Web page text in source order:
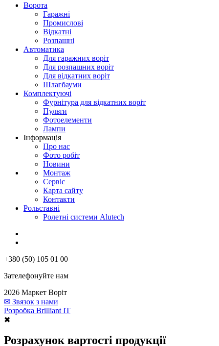
Ворота
Гаражні
Промислові
Відкатні
Розпашні
Автоматика
Для гаражних воріт
Для розпашних воріт
Для відкатних воріт
Шлагбауми
Комплектуючі
Фурнітура для відкатних воріт
Пульти
Фотоелементи
Лампи
Інформація
Про нас
Фото робіт
Новини
Монтаж
Сервіс
Карта сайту
Контакти
Рольставні
Ролетні системи Alutech
+380 (50) 105 01 00
Зателефонуйте нам
2026 Маркет Воріт
✉ Звязок з нами
Розробка Brilliant IT
✖
Розрахунок вартості продукції